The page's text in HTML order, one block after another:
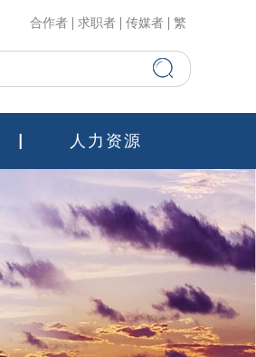
合作者 求职者 传媒者 繁
人力资源